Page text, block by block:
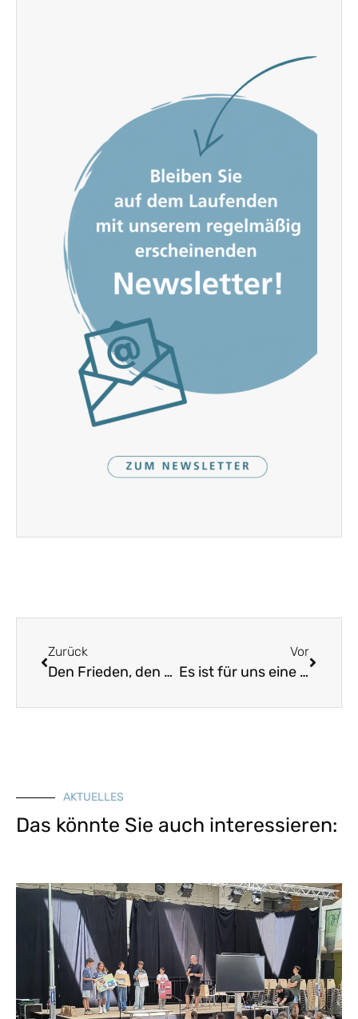
Zurück
Den Frieden, den die Welt nicht gibt
Vor
Es ist für uns eine Zeit angekommen
AKTUELLES
Das könnte Sie auch interessieren: